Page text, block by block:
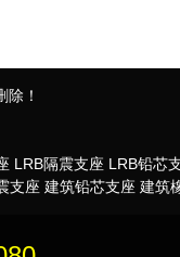
！
LRB隔震支座 LRB铅芯
支座 建筑铅芯支座 建筑